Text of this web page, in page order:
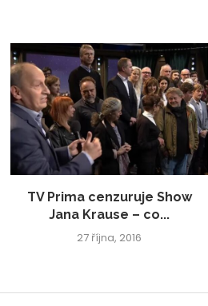
TV Prima cenzuruje Show
Jana Krause – co...
27 října, 2016